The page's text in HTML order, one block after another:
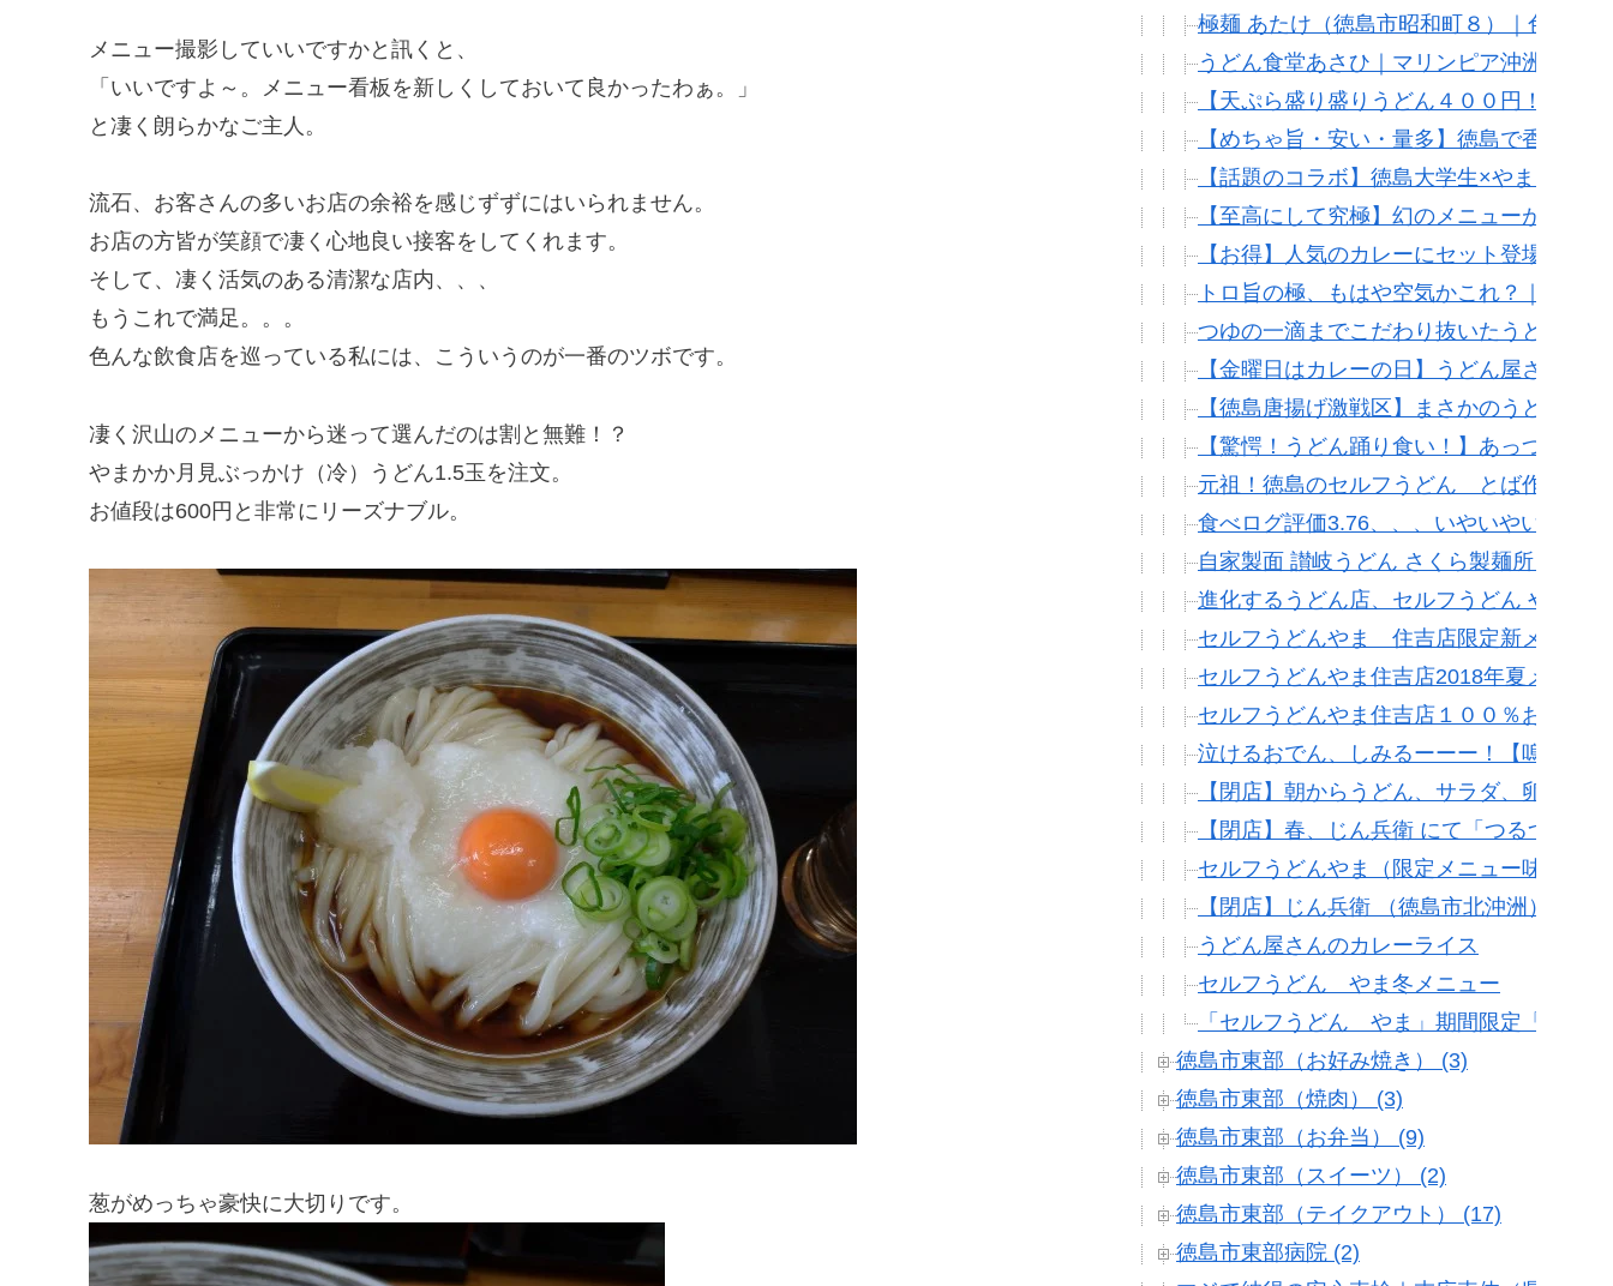
メニュー撮影していいですかと訊くと、
「いいですよ～。メニュー看板を新しくしておいて良かったわぁ。」
と凄く朗らかなご主人。
流石、お客さんの多いお店の余裕を感じずずにはいられません。
お店の方皆が笑顔で凄く心地良い接客をしてくれます。
そして、凄く活気のある清潔な店内、、、
もうこれで満足。。。
色んな飲食店を巡っている私には、こういうのが一番のツボです。
凄く沢山のメニューから迷って選んだのは割と無難！？
やまかか月見ぶっかけ（冷）うどん1.5玉を注文。
お値段は600円と非常にリーズナブル。
葱がめっちゃ豪快に大切りです。
極麺 あたけ（徳島市昭和町８）｜色んな
うどん食堂あさひ｜マリンピア沖洲(徳島
【天ぷら盛り盛りうどん４００円！？】
【めちゃ旨・安い・量多】徳島で香川県
【話題のコラボ】徳島大学生×やま＝あ
【至高にして究極】幻のメニューが復活
【お得】人気のカレーにセット登場！セ
トロ旨の極、もはや空気かこれ？｜うど
つゆの一滴までこだわり抜いたうどんに
【金曜日はカレーの日】うどん屋さん
【徳島唐揚げ激戦区】まさかのうどん
【驚愕！うどん踊り食い！】あっつあつ
元祖！徳島のセルフうどん とば作 （末
食べログ評価3.76、、、いやいやいや4.0
自家製面 讃岐うどん さくら製麺所（も
進化するうどん店、セルフうどん やま、
セルフうどんやま 住吉店限定新メニュ
セルフうどんやま住吉店2018年夏メニュ
セルフうどんやま住吉店１００％お得
泣けるおでん、しみるーーー！【嗚呼、
【閉店】朝からうどん、サラダ、卵かけ
【閉店】春、じん兵衛 にて「つるつる、
セルフうどんやま（限定メニュー味噌バ
【閉店】じん兵衛 （徳島市北沖洲）簡単
うどん屋さんのカレーライス
セルフうどん やま冬メニュー
「セルフうどん やま」期間限定「激ウ
徳島市東部（お好み焼き） (3)
徳島市東部（焼肉） (3)
徳島市東部（お弁当） (9)
徳島市東部（スイーツ） (2)
徳島市東部（テイクアウト） (17)
徳島市東部病院 (2)